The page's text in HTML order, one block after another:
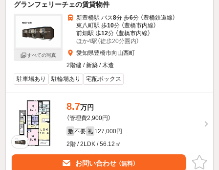
グランフェリーチェの賃貸物件
すべての写真
新豊橋駅 バス8分 歩6分 （豊橋鉄道線）
東八町駅 歩10分 （豊橋市内線）
前畑駅 歩12分 （豊橋市内線）
ほか4駅（徒歩20分圏内）
愛知県豊橋市向山西町
2階建 / 新築 / 木造
駐車場あり
駐輪場あり 宅配ボックス
8.7万円
（管理費2,900円）
敷 不要 礼 127,000円
2階 / 2LDK / 56.12㎡
お問い合わせ （無料）